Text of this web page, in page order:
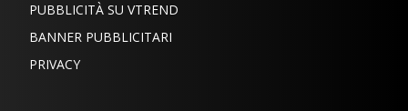
PUBBLICITÀ SU VTREND
BANNER PUBBLICITARI
PRIVACY